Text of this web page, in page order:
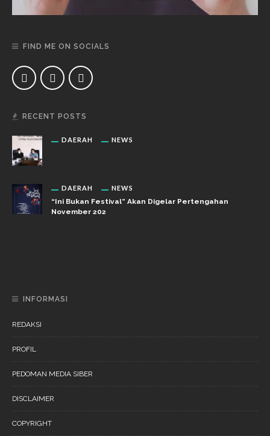
FIND ME ON SOCIALS
RECENT POSTS
DAERAH NEWS
DAERAH NEWS
“Ini Bukan Festival” Akan Digelar Pertengahan
November 202
INFORMASI
REDAKSI
PROFIL
PEDOMAN MEDIA SIBER
DISCLAIMER
COPYRIGHT